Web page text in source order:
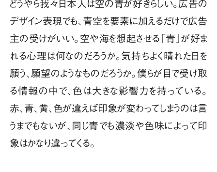
どうやら我々日本人は空の青が好きらしい。広告の
デザイン表現でも、青空を要素に加えるだけで広告
主の受けがいい。空や海を想起させる「青」が好ま
れる心理は何なのだろうか。気持ちよく晴れた日を
願う、願望のようなものだろうか。僕らが目で受け取
る情報の中で、色は大きな影響力を持っている。
赤、青、黄、色が違えば印象が変わってしまうのは言
うまでもないが、同じ青でも濃淡や色味によって印
象はかなり違ってくる。